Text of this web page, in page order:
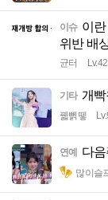
이슈 이
위반 배
균터 Lv.42
기타 개빡
꿻뻵뗗
연예 다
많이슬